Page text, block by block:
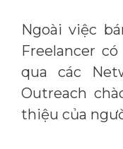
Ngoài việc
Freelancer
qua các
Outreach
thiệu của